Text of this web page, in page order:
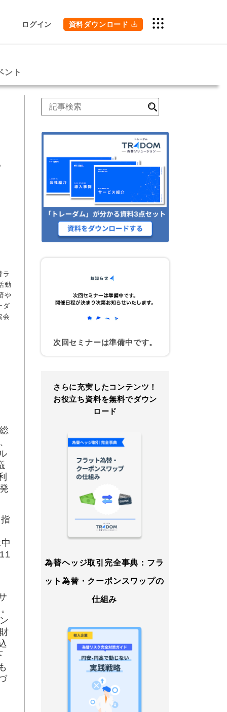
ログイン 資料ダウンロード
ント
ラ
動
や
ダ
会
索
次回セミナーは準備中です。
さらに充実したコンテンツ！
お役立ち資料を無料でダウン
ロード
為替ヘッジ取引完全事典：フラ
ット為替・クーポンスワップの
仕組み